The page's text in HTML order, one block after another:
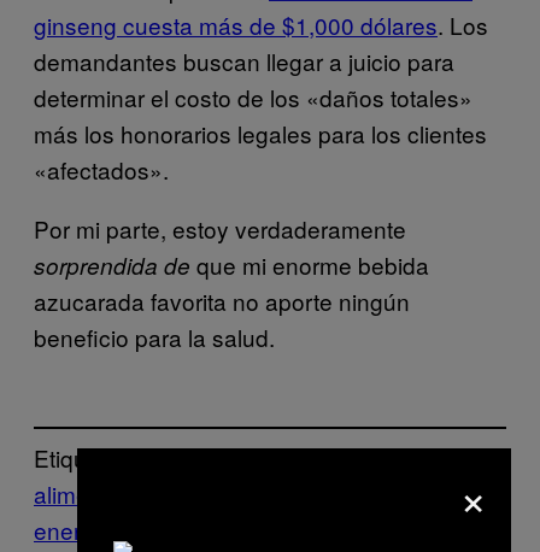
ginseng cuesta más de $1,000 dólares. Los
demandantes buscan llegar a juicio para
determinar el costo de los «daños totales»
más los honorarios legales para los clientes
«afectados».
Por mi parte, estoy verdaderamente
sorprendida de que mi enorme bebida
azucarada favorita no aporte ningún
beneficio para la salud.
Etiquetado:
alimentos
energéticas
×